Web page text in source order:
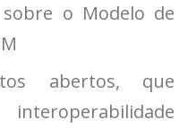
o Modelo de
abertos, que